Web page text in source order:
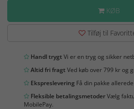
KØB
Tilføj til
Handl trygtVi er en tryg og sikker
Altid fri fragtVed køb over 799 kr og
Ekspreslevering Få din pakke
Fleksible betalingsmetoderVælg
MobilePay.